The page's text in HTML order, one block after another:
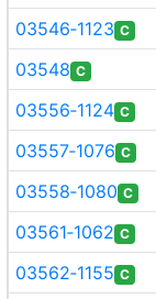
03546‑1123 C
03548 C
03556‑1124 C
03557‑1076 C
03558‑1080 C
03561‑1062 C
03562‑1155 C